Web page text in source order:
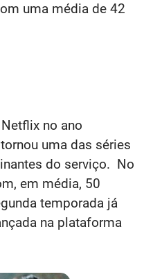
uma média de 42
no ano
uma das séries
do serviço. No
em média, 50
temporada já
na plataforma